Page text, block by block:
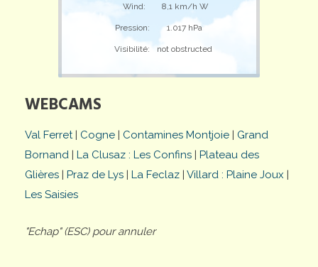
Wind: 8,1 km/h W
Pression: 1.017 hPa
Visibilité: not obstructed
WEBCAMS
Val Ferret| Cogne | Contamines Montjoie | Grand
Bornand | La Clusaz : Les Confins | Plateau des
Glières | Praz de Lys | La Feclaz | Villard : Plaine Joux |
Les Saisies
"Echap" (ESC) pour annuler